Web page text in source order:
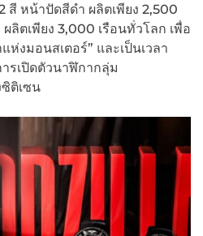
สี หน้าปัดสีดำ ผลิตเพียง 2,500
ลิตเพียง 3,000 เรือนทั่วโลก เพื่อ
งมอนสเตอร์” และเป็นเวลา
รเปิดตัวนาฬิกากลุ่ม
ติเซน